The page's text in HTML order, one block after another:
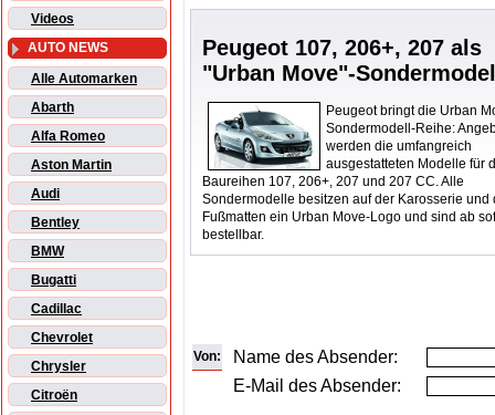
Videos
AUTO NEWS
Alle Automarken
Abarth
Alfa Romeo
Aston Martin
Audi
Bentley
BMW
Bugatti
Cadillac
Chevrolet
Chrysler
Citroën
Peugeot 107, 206+, 207 als
"Urban Move"-
Peugeot bringt die Urban
Sondermodell-Reihe:
werden die umfangreich
ausgestatteten Modelle für
Baureihen 107, 206+, 207 und 207 CC. Alle
Sondermodelle besitzen auf der Karosserie und
Fußmatten ein Urban Move-Logo und sind ab
bestellbar.
Von:
Name des Absender:
E-Mail des Absender: